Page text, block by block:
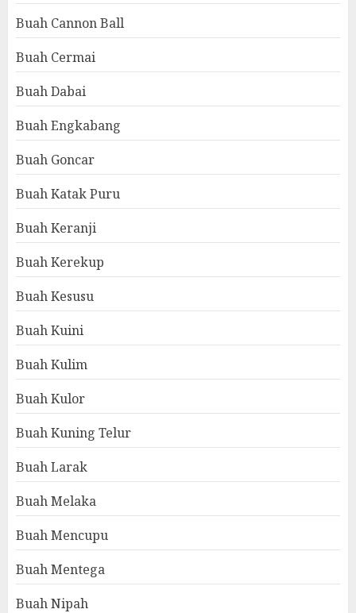
Buah Cannon Ball
Buah Cermai
Buah Dabai
Buah Engkabang
Buah Goncar
Buah Katak Puru
Buah Keranji
Buah Kerekup
Buah Kesusu
Buah Kuini
Buah Kulim
Buah Kulor
Buah Kuning Telur
Buah Larak
Buah Melaka
Buah Mencupu
Buah Mentega
Buah Nipah